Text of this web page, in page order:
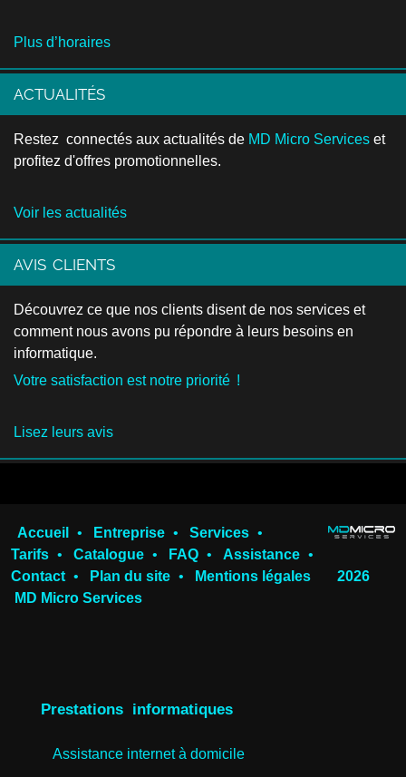
Plus d’horaires
ACTUALITÉS
Restez connectés aux actualités de MD Micro Services et
profitez d'offres promotionnelles.
Voir les actualités
AVIS CLIENTS
Découvrez ce que nos clients disent de nos services et
comment nous avons pu répondre à leurs besoins en
informatique.
Votre satisfaction est notre priorité !
Lisez leurs avis
Accueil • Entreprise • Services •
Tarifs • Catalogue • FAQ • Assistance •
Contact • Plan du site • Mentions légales
2026
MD Micro Services
Prestations informatiques
Assistance internet à domicile